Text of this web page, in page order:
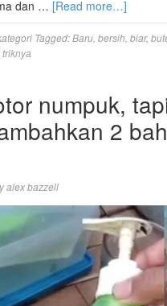
dan … [Read more…]
Tagged:Baru bersih biar,
triknya
numpuk,
2
alex bazzell